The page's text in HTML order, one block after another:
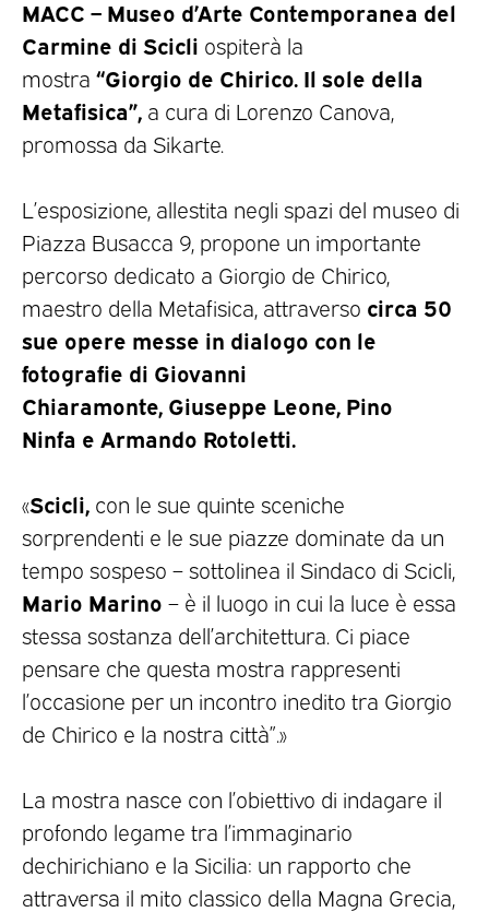
MACC – Museo d’Arte Contemporanea del
Carmine di Scicli ospiterà la
mostra “Giorgio de Chirico. Il sole della
Metafisica”, a cura di Lorenzo Canova,
promossa da Sikarte.
L’esposizione, allestita negli spazi del museo di
Piazza Busacca 9, propone un importante
percorso dedicato a Giorgio de Chirico,
maestro della Metafisica, attraverso circa 50
sue opere messe in dialogo con le
fotografie di Giovanni
Chiaramonte, Giuseppe Leone, Pino
Ninfa e Armando Rotoletti.
«Scicli, con le sue quinte sceniche
sorprendenti e le sue piazze dominate da un
tempo sospeso – sottolinea il Sindaco di Scicli,
Mario Marino – è il luogo in cui la luce è essa
stessa sostanza dell’architettura. Ci piace
pensare che questa mostra rappresenti
l’occasione per un incontro inedito tra Giorgio
de Chirico e la nostra città”.»
La mostra nasce con l’obiettivo di indagare il
profondo legame tra l’immaginario
dechirichiano e la Sicilia: un rapporto che
attraversa il mito classico della Magna Grecia,